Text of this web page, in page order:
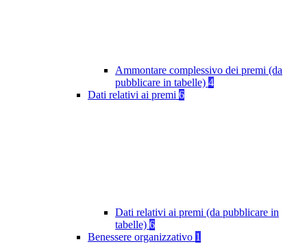
Ammontare complessivo dei premi (da
pubblicare in tabelle) 4
Dati relativi ai premi 6
Dati relativi ai premi (da pubblicare in
tabelle) 6
Benessere organizzativo 1